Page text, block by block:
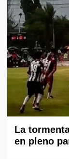
La
en pleno